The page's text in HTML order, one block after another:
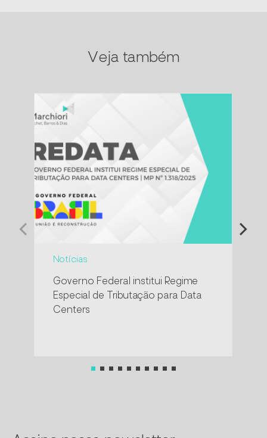
Veja também
Notícias
Governo Federal institui Regime
Especial de Tributação para Data
Centers